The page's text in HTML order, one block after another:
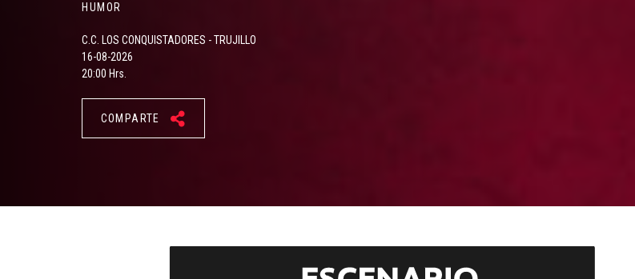
HUMOR
C.C. LOS CONQUISTADORES - TRUJILLO
16-08-2026
20:00 Hrs.
COMPARTE